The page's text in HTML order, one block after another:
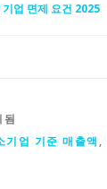
업 면제 요건 2025
됨
기업 기준 매출액 ,